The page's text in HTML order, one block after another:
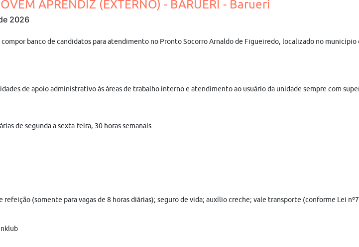
APRENDIZ (EXTERNO) - BARUERI - Barueri
2026
compor banco de candidatos para atendimento no Pronto Socorro Arnaldo de Figueiredo, localizado no município
de apoio administrativo às áreas de trabalho interno e atendimento ao usuário da unidade sempre com
de segunda a sexta-feira, 30 horas semanais
(somente para vagas de 8 horas diárias); seguro de vida; auxílio creche; vale transporte (conforme Lei